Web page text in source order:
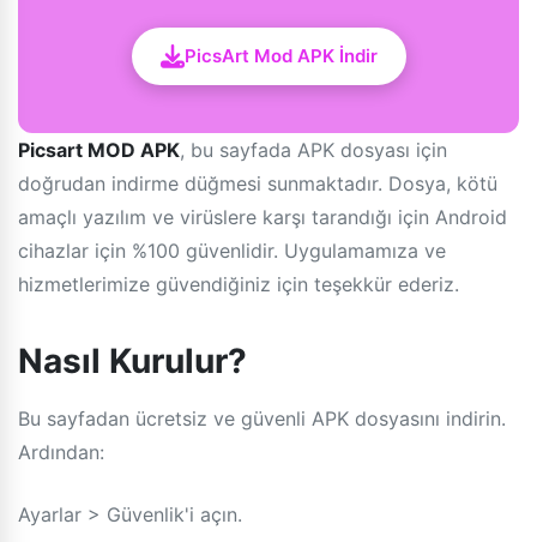
PicsArt Mod APK İndir
Picsart MOD APK, bu sayfada APK dosyası için
doğrudan indirme düğmesi sunmaktadır. Dosya, kötü
amaçlı yazılım ve virüslere karşı tarandığı için Android
cihazlar için %100 güvenlidir. Uygulamamıza ve
hizmetlerimize güvendiğiniz için teşekkür ederiz.
Nasıl Kurulur?
Bu sayfadan ücretsiz ve güvenli APK dosyasını indirin.
Ardından:
Ayarlar > Güvenlik'i açın.